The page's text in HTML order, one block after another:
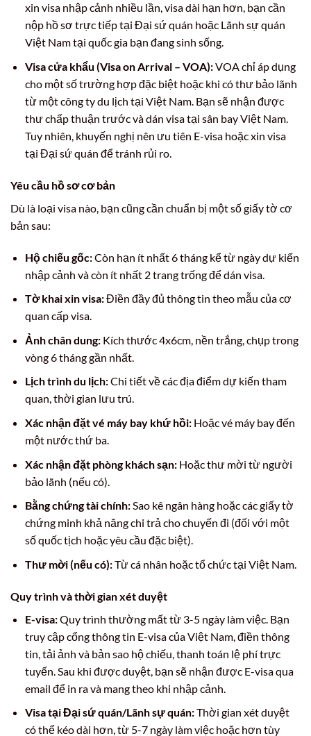
xin visa nhập cảnh nhiều lần, visa dài hạn hơn, bạn cần
nộp hồ sơ trực tiếp tại Đại sứ quán hoặc Lãnh sự quán
Việt Nam tại quốc gia bạn đang sinh sống.
Visa cửa khẩu (Visa on Arrival – VOA):VOA chỉ áp dụng
cho một số trường hợp đặc biệt hoặc khi có thư bảo lãnh
từ một công ty du lịch tại Việt Nam. Bạn sẽ nhận được
thư chấp thuận trước và dán visa tại sân bay Việt Nam.
Tuy nhiên, khuyến nghị nên ưu tiên E-visa hoặc xin visa
tại Đại sứ quán để tránh rủi ro.
Yêu cầu hồ sơ cơ bản
Dù là loại visa nào, bạn cũng cần chuẩn bị một số giấy tờ cơ
bản sau:
Hộ chiếu gốc:Còn hạn ít nhất 6 tháng kể từ ngày dự kiến
nhập cảnh và còn ít nhất 2 trang trống để dán visa.
Tờ khai xin visa:Điền đầy đủ thông tin theo mẫu của cơ
quan cấp visa.
Ảnh chân dung:Kích thước 4x6cm, nền trắng, chụp trong
vòng 6 tháng gần nhất.
Lịch trình du lịch:Chi tiết về các địa điểm dự kiến tham
quan, thời gian lưu trú.
Xác nhận đặt vé máy bay khứ hồi:Hoặc vé máy bay đến
một nước thứ ba.
Xác nhận đặt phòng khách sạn:Hoặc thư mời từ người
bảo lãnh (nếu có).
Bằng chứng tài chính:Sao kê ngân hàng hoặc các giấy tờ
chứng minh khả năng chi trả cho chuyến đi (đối với một
số quốc tịch hoặc yêu cầu đặc biệt).
Thư mời (nếu có):Từ cá nhân hoặc tổ chức tại Việt Nam.
Quy trình và thời gian xét duyệt
E-visa:Quy trình thường mất từ 3-5 ngày làm việc. Bạn
truy cập cổng thông tin E-visa của Việt Nam, điền thông
tin, tải ảnh và bản sao hộ chiếu, thanh toán lệ phí trực
tuyến. Sau khi được duyệt, bạn sẽ nhận được E-visa qua
email để in ra và mang theo khi nhập cảnh.
Visa tại Đại sứ quán/Lãnh sự quán:Thời gian xét duyệt
có thể kéo dài hơn, từ 5-7 ngày làm việc hoặc hơn tùy